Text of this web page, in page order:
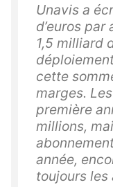
Unavis a
d’euros
1,5 milliard
cette
marges.
première
millions,
année,
toujours les